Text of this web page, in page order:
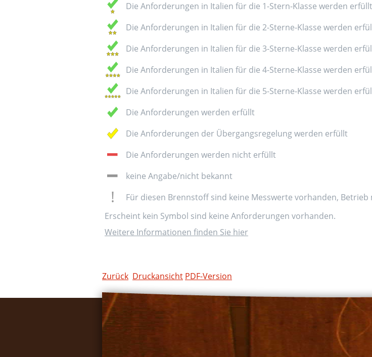
Die Anforderungen in Italien für die 1-Stern-Klasse werden
Die Anforderungen in Italien für die 2-Sterne-Klasse werden
Die Anforderungen in Italien für die 3-Sterne-Klasse werden
Die Anforderungen in Italien für die 4-Sterne-Klasse werden
Die Anforderungen in Italien für die 5-Sterne-Klasse werden
Die Anforderungen werden erfüllt
Die Anforderungen der Übergangsregelung werden erfüllt
Die Anforderungen werden nicht erfüllt
keine Angabe/nicht bekannt
Für diesen Brennstoff sind keine Messwerte vorhanden,
Erscheint kein Symbol sind keine Anforderungen vorhanden.
Weitere Informationen finden Sie hier
Zurück Druckansicht PDF-Version